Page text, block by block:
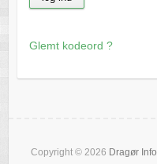
Glemt kodeord ?
Copyright © 2026 Dragør Info